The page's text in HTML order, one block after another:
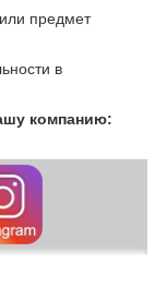
предмет
в
компанию: